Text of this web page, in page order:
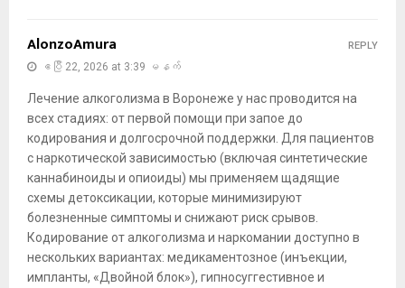
AlonzoAmura
ဧပြီ 22, 2026 at 3:39 မနက်
Лечение алкоголизма в Воронеже у нас проводится на
всех стадиях: от первой помощи при запое до
кодирования и долгосрочной поддержки. Для пациентов
с наркотической зависимостью (включая синтетические
каннабиноиды и опиоиды) мы применяем щадящие
схемы детоксикации, которые минимизируют
болезненные симптомы и снижают риск срывов.
Кодирование от алкоголизма и наркомании доступно в
нескольких вариантах: медикаментозное (инъекции,
импланты, «Двойной блок»), гипносуггестивное и
REPLY